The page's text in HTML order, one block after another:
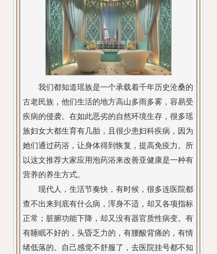
我们都知道瑶族是一个承载着千年历史沧桑的
古老民族，他们生活的地方高山多雨多雾，容易受
疾病的侵袭。在如此恶劣的自然环境生存，很多瑶
族妇女大都生育有几胎，且很少患妇科疾病，因为
她们通过药浴，让身体得到恢复，提高免疫力。所
以这文推荐大家应用泡药浴来改善亚健康是一种有
营养的养生方式。
现代人，生活节奏快，有时候，很多连医院都
查不出来到底有什么病，浑身不适，却又各项指标
正常；脏腑功能下降，却又没有器官质性病变。有
有睡眠不好的，头昏乏力的，有腰酸背痛的，有情
绪低落的。自己感觉不舒服了，去医院挂号都不知